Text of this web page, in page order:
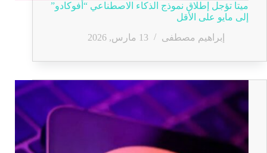
ميتا تؤجل إطلاق نموذج الذكاء الاصطناعي “أفوكادو”
إلى مايو على الأقل
إبراهيم مصطفى
13 مارس, 2026